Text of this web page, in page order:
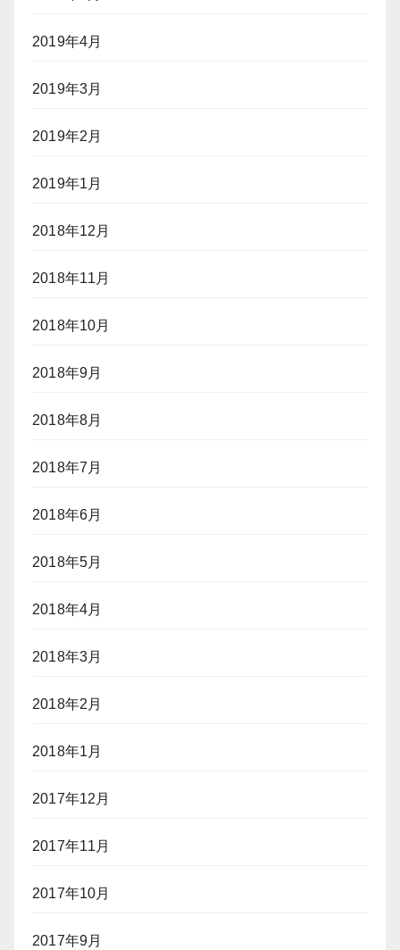
2019年4月
2019年3月
2019年2月
2019年1月
2018年12月
2018年11月
2018年10月
2018年9月
2018年8月
2018年7月
2018年6月
2018年5月
2018年4月
2018年3月
2018年2月
2018年1月
2017年12月
2017年11月
2017年10月
2017年9月